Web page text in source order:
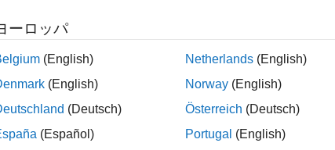
ーロッパ
(English)
(English)
(Deutsch)
(Español)
Netherlands (English)
Norway (English)
Österreich (Deutsch)
Portugal (English)